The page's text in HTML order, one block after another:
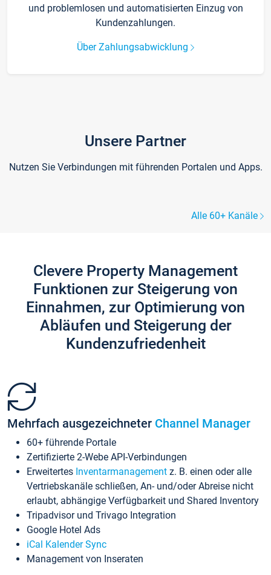
und problemlosen und automatisierten Einzug von
Kundenzahlungen.
Über Zahlungsabwicklung
Unsere Partner
Nutzen Sie Verbindungen mit führenden Portalen und Apps.
Alle 60+ Kanäle
Clevere Property Management
Funktionen zur Steigerung von
Einnahmen, zur Optimierung von
Abläufen und Steigerung der
Kundenzufriedenheit
Mehrfach ausgezeichneter Channel Manager
60+ führende Portale
Zertifizierte 2-Webe API-Verbindungen
Erweitertes Inventarmanagement z. B. einen oder alle
Vertriebskanäle schließen, An- und/oder Abreise nicht
erlaubt, abhängige Verfügbarkeit und Shared Inventory
Tripadvisor und Trivago Integration
Google Hotel Ads
iCal Kalender Sync
Management von Inseraten